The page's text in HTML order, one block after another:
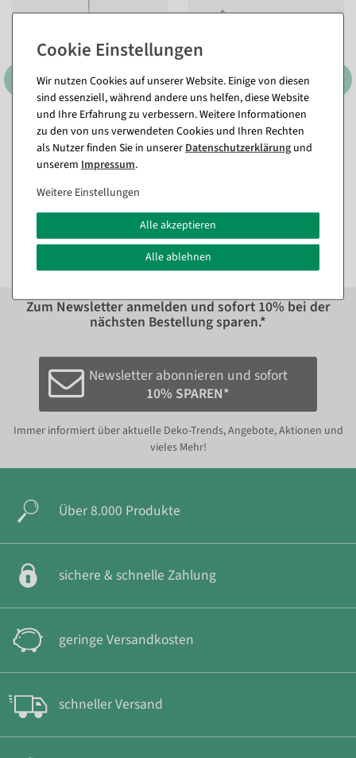
Metallstern Hänger mit
Kordel
Sofort versandfähig.
Ausführungen
ab 5,89 €
4,91 EUR zzgl. ges. MwSt.
Metallsterne 3tlg. Set
selbststehend
35,64 €
29,70 EUR zzgl. ges. MwSt.
Zum Newsletter anmelden und sofort 10% bei der
nächsten Bestellung sparen.*
Newsletter abonnieren und sofort
10% SPAREN*
Immer informiert über aktuelle Deko-Trends, Angebote, Aktionen und
vieles Mehr!
Über 8.000 Produkte
sichere & schnelle Zahlung
geringe Versandkosten
schneller Versand
Wir nutzen Cookies auf unserer Website. Einige von diesen
sind essenziell, während andere uns helfen, diese Website
und Ihre Erfahrung zu verbessern. Weitere Informationen
zu den von uns verwendeten Cookies und Ihren Rechten
als Nutzer finden Sie in unsererDaten­schutz­erklärung und
unserem Impressum.
Weitere Einstellungen
Alle akzeptieren
Alle ablehnen